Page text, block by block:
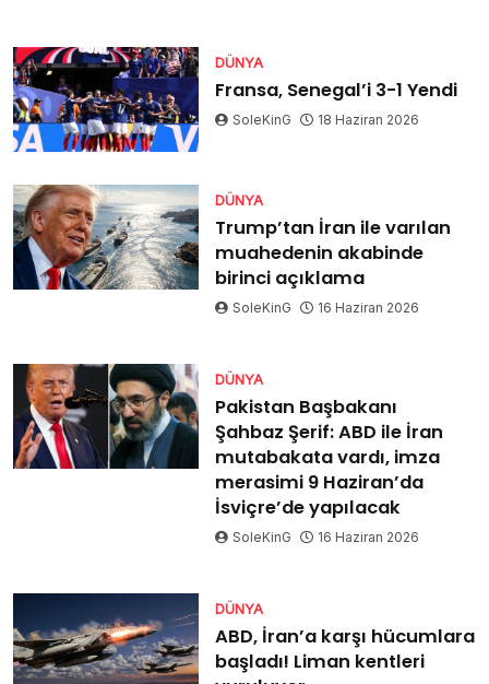
DÜNYA
Fransa, Senegal’i 3-1 Yendi
SoleKinG 18 Haziran 2026
DÜNYA
Trump’tan İran ile varılan
muahedenin akabinde
birinci açıklama
SoleKinG 16 Haziran 2026
DÜNYA
Pakistan Başbakanı
Şahbaz Şerif: ABD ile İran
mutabakata vardı, imza
merasimi 9 Haziran’da
İsviçre’de yapılacak
SoleKinG 16 Haziran 2026
DÜNYA
ABD, İran’a karşı hücumlara
başladı! Liman kentleri